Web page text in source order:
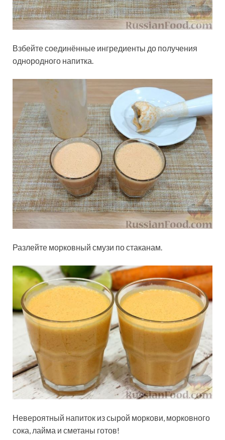
Взбейте соединённые ингредиенты до получения
однородного напитка.
Разлейте морковный смузи по стаканам.
Невероятный напиток из сырой моркови, морковного
сока, лайма и сметаны готов!